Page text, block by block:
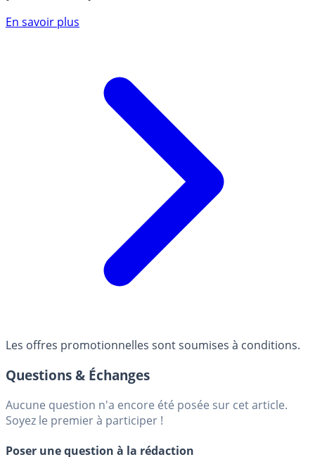
En savoir plus
Les offres promotionnelles sont soumises à conditions.
Questions & Échanges
Aucune question n'a encore été posée sur cet article.
Soyez le premier à participer !
Poser une question à la rédaction